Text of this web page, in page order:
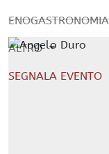
ENOGASTRONOMIA
ALTRO
SEGNALA EVENTO